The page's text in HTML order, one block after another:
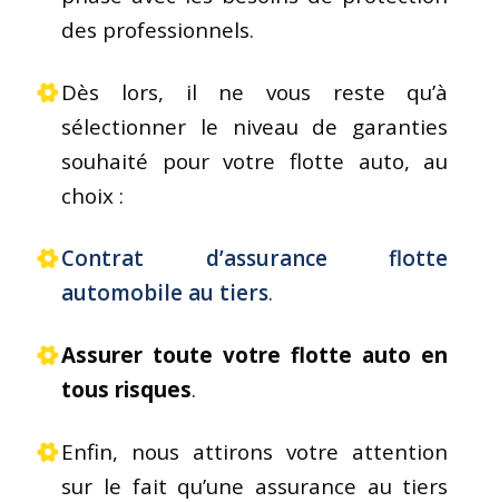
des professionnels.
Dès lors, il ne vous reste qu’à
sélectionner le niveau de garanties
souhaité pour votre flotte auto, au
choix :
Contrat d’assurance flotte
automobile au tiers.
Assurer toute votre flotte auto en
tous risques.
Enfin, nous attirons votre attention
sur le fait qu’une assurance au tiers